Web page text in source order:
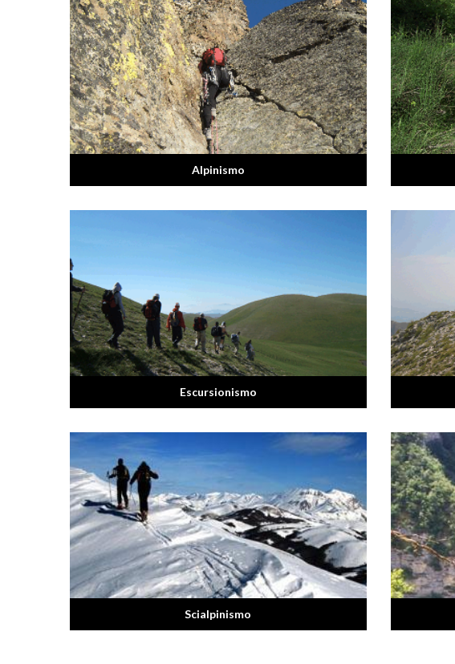
Alpinismo
Escursionismo
Scialpinismo